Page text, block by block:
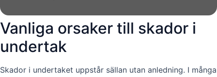
Vanliga orsaker till skador i
undertak
Skador i undertaket uppstår sällan utan anledning. I många